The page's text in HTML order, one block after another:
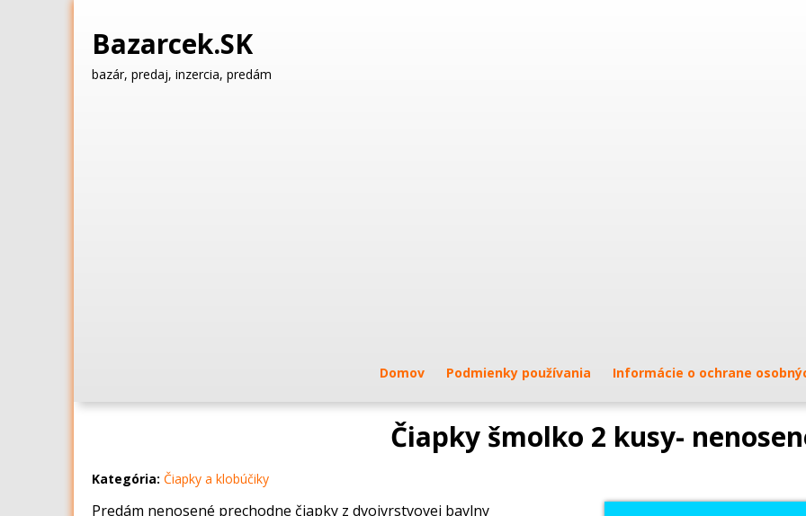
Bazarcek.SK
bazár, predaj, inzercia, predám
Domov Podmienky používania Informácie o ochrane
Čiapky šmolko 2 kusy-
Kategória: Čiapky a klobúčiky
Predám nenosené prechodne čiapky z dvojvrstvovej bavlny